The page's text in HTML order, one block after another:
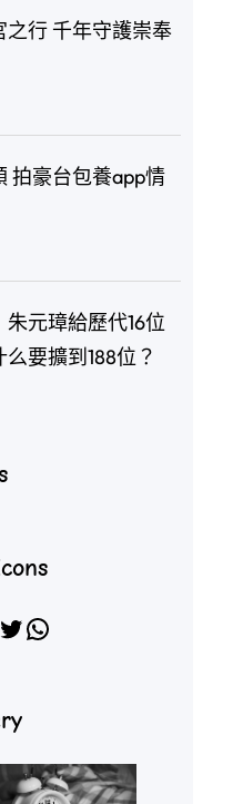
行 千年守護崇奉
拍豪台包養app情
朱元璋給歷代16位
要擴到188位？
X WhatsApp